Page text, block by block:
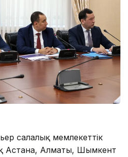
салалық мемлекеттік
Астана, Алматы, Шымкент